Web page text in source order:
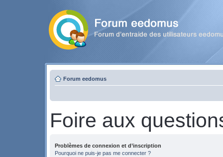
Forum eedomus
Foire aux
Problèmes de connexion et d’inscription
Pourquoi ne puis-je pas me connecter ?